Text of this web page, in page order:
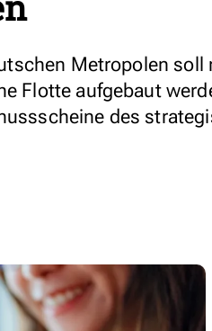
Metropolen soll
Flotte aufgebaut
des